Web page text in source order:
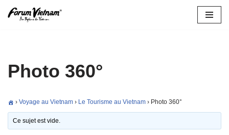
Photo 360°
› Voyage au Vietnam › Le Tourisme au Vietnam › Photo 360°
Ce sujet est vide.